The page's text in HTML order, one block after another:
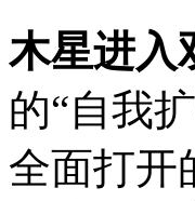
木星进入
的“自我
全面打开